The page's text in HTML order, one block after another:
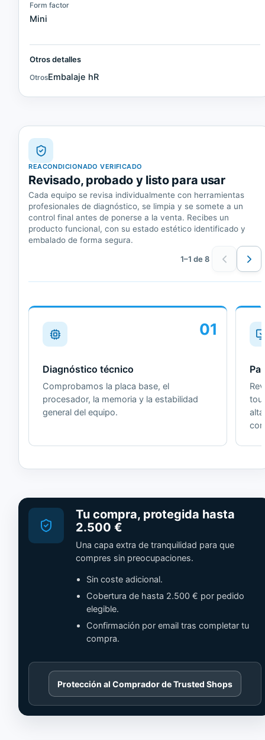
Form factor
Mini
Otros detalles
OtrosEmbalaje hR
REACONDICIONADO VERIFICADO
Revisado, probado y listo para usar
Cada equipo se revisa individualmente con herramientas
profesionales de diagnóstico, se limpia y se somete a un
control final antes de ponerse a la venta. Recibes un
producto funcional, con su estado estético identificado y
embalado de forma segura.
1–1 de 8
01
Diagnóstico técnico
Comprobamos la placa base, el
procesador, la memoria y la estabilidad
general del equipo.
Tu compra, protegida hasta
2.500 €
Una capa extra de tranquilidad para que
compres sin preocupaciones.
Sin coste adicional.
Cobertura de hasta 2.500 € por pedido
elegible.
Confirmación por email tras completar tu
compra.
Cargando
contenido
de
Protección al Comprador de Trusted Shops